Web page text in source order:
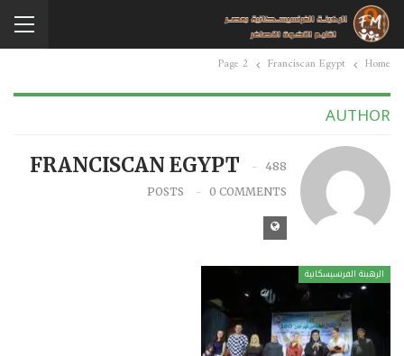
Home
Franciscan Egypt
Page 2
AUTHOR
FRANCISCAN EGYPT
488
POSTS
0 COMMENTS
الرهبنة الفرنسيسكانية